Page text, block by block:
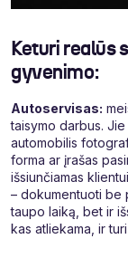
Keturi realūs
gyvenimo:
Autoservisas:
taisymo darbus.
automobilis
forma ar įrašas
išsiunčiamas
– dokumentuoti be
taupo laiką, bet ir
kas atliekama, ir